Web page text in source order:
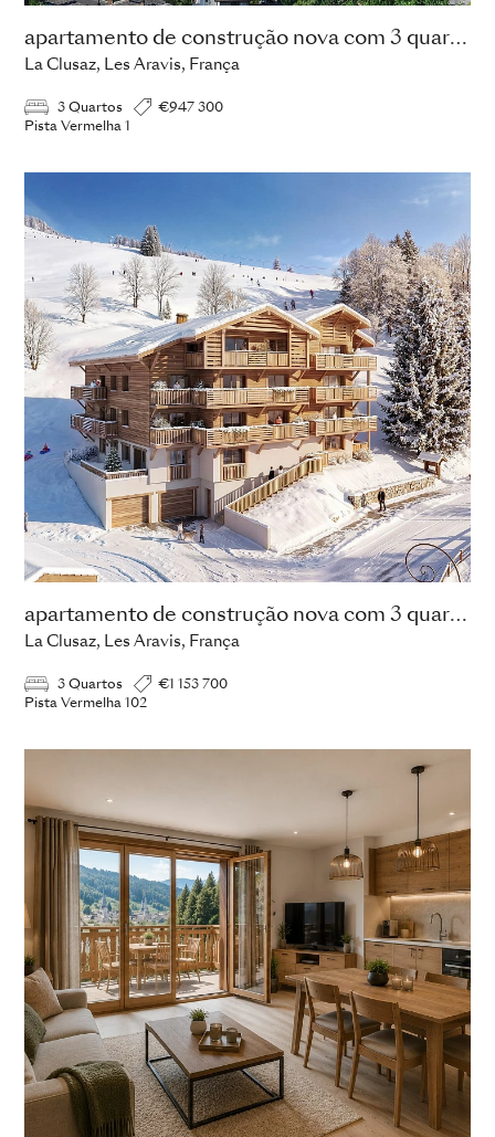
apartamento de construção nova com 3 quartos
La Clusaz, Les Aravis, França
3 Quartos
€947 300
Pista Vermelha 1
apartamento de construção nova com 3 quartos
La Clusaz, Les Aravis, França
3 Quartos
€1 153 700
Pista Vermelha 102